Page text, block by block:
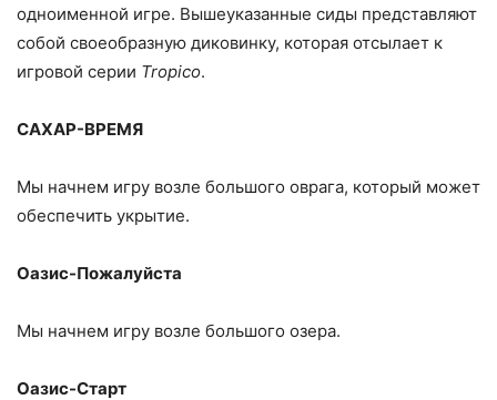
одноименной игре. Вышеуказанные сиды представляют
собой своеобразную диковинку, которая отсылает к
игровой серии Tropico.
САХАР-ВРЕМЯ
Мы начнем игру возле большого оврага, который может
обеспечить укрытие.
Оазис-Пожалуйста
Мы начнем игру возле большого озера.
Оазис-Старт